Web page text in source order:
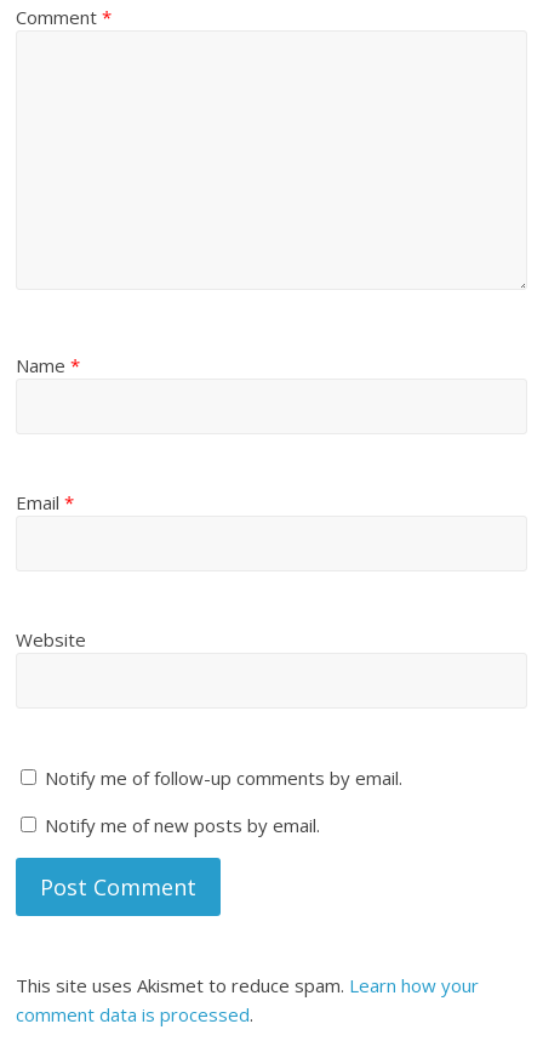
Comment*
Name*
Email*
Website
Notify me of follow-up comments by email.
Notify me of new posts by email.
This site uses Akismet to reduce spam. Learn how your
comment data is processed.